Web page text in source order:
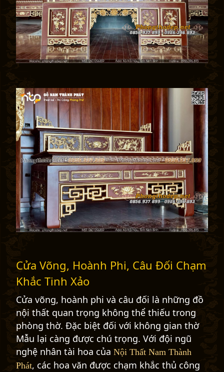
Cửa Võng, Hoành Phi, Câu Đối Chạm
Khắc Tinh Xảo
Cửa võng, hoành phi và câu đối là những đồ
nội thất quan trọng không thể thiếu trong
phòng thờ. Đặc biệt đối với không gian thờ
Mẫu lại càng được chú trọng. Với đội ngũ
nghệ nhân tài hoa của Nội Thất Nam Thành
Phát, các hoa văn được chạm khắc thủ công